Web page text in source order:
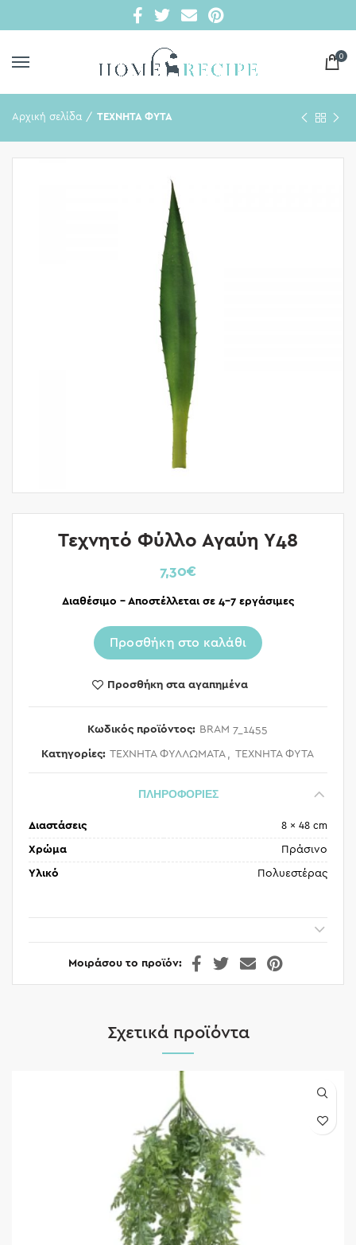
0
Αρχική σελίδα ΤΕΧΝΗΤΑ ΦΥΤΑ
Τεχνητό Φύλλο Αγαύη Υ48
7,30€
Διαθέσιμο – Αποστέλλεται σε 4-7 εργάσιμες
Προσθήκη στο καλάθι
Προσθήκη στα αγαπημένα
Κωδικός προϊόντος: BRAM 7_1455
Κατηγορίες: ΤΕΧΝΗΤΑ ΦΥΛΛΩΜΑΤΑ , ΤΕΧΝΗΤΑ ΦΥΤΑ
ΠΛΗΡΟΦΟΡΙΕΣ
Διαστάσεις 8 × 48 cm
Χρώμα Πράσινο
Υλικό Πολυεστέρας
Μοιράσου το προϊόν
Σχετικά προϊόντα